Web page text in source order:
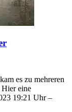
es zu mehreren
eine
19:21 Uhr –